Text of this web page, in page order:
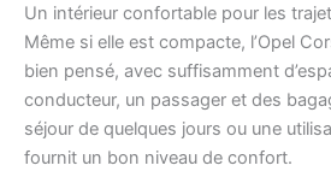
Un intérieur confortable pour les
Même si elle est compacte, l’Opel
bien pensé, avec suffisamment
conducteur, un passager et des
séjour de quelques jours ou une
fournit un bon niveau de confort.